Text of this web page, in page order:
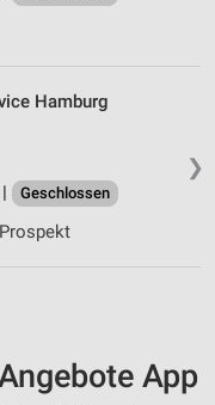
❯
Hamburg
Geschlossen
App